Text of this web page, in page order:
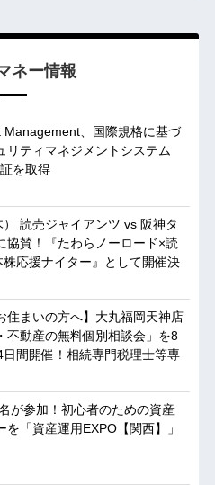
ネー情報
Management、国際規格に基づ
リティマネジメントシステム
を取得
読売ジャイアンツ vs 阪神タ
協賛！『たわらノーロード×読
応援ナイター』として開催決
住まいの方へ】大丸福岡天神店
不動産の無料個別相談会」を8
日間開催！相続専門税理士等専
が参加！初心者のための資産
を「資産運用EXPO【関西】」